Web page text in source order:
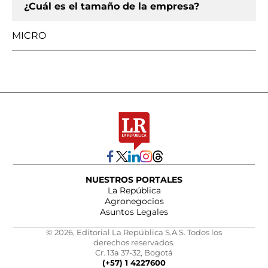
¿Cuál es el tamaño de la empresa?
MICRO
NUESTROS PORTALES
La República
Agronegocios
Asuntos Legales
© 2026, Editorial La República S.A.S. Todos los
derechos reservados.
Cr. 13a 37-32, Bogotá
(+57) 1 4227600